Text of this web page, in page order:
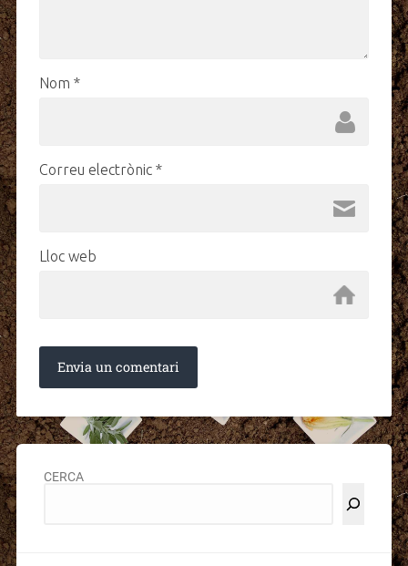
Nom *
Correu electrònic *
Lloc web
CERCA